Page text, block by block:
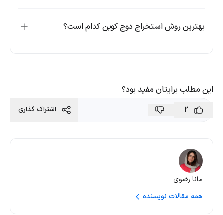
بهترین روش استخراج دوج کوین کدام است؟
این مطلب برایتان مفید بود؟
2
اشتراک گذاری
مانا رضوی
همه مقالات نویسنده